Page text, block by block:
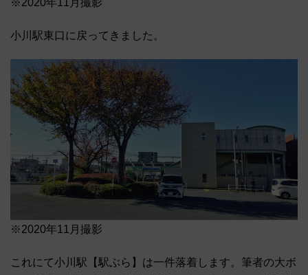
小川駅東口に戻ってきました。
※2020年11月撮影
これにて小川駅【駅ぶら】は一件落着します。筆者の大ボ